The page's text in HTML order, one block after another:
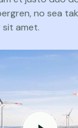
no sea
sit amet.